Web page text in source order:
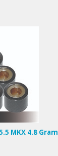
MKX 4.8 Gram